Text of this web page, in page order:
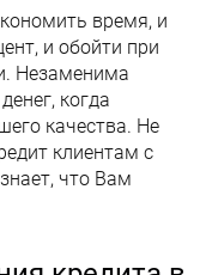
время, и
и обойти при
Незаменима
когда
качества. Не
клиентам с
что Вам